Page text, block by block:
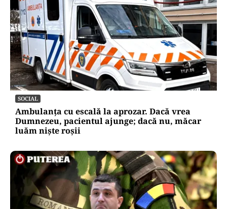
SOCIAL
Ambulanța cu escală la aprozar. Dacă vrea
Dumnezeu, pacientul ajunge; dacă nu, măcar
luăm niște roșii